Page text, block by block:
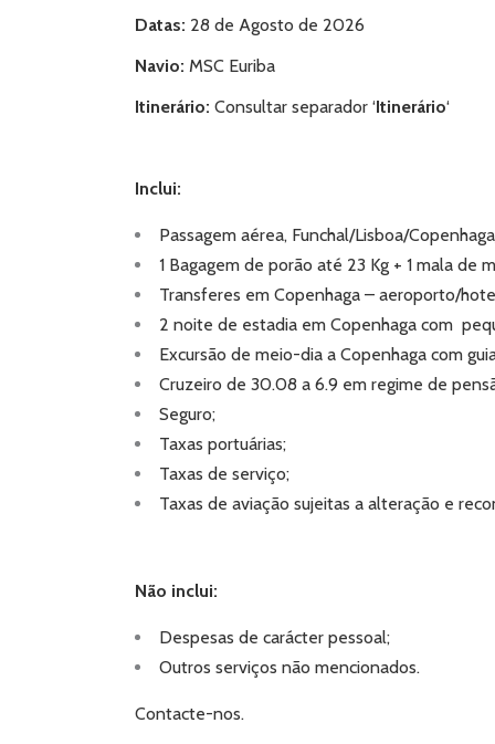
Datas: 28 de Agosto de 2026
Navio: MSC Euriba
Itinerário: Consultar separador ‘Itinerário‘
Inclui:
Passagem aérea, Funchal/Lisboa/
1 Bagagem de porão até 23 Kg + 1 mala de
Transferes em Copenhaga – aeroporto/
2 noite de estadia em Copenhaga com
Excursão de meio-dia a Copenhaga com
Cruzeiro de 30.08 a 6.9 em regime de
Seguro;
Taxas portuárias;
Taxas de serviço;
Taxas de aviação sujeitas a alteração e
Não inclui:
Despesas de carácter pessoal;
Outros serviços não mencionados.
Contacte-nos.